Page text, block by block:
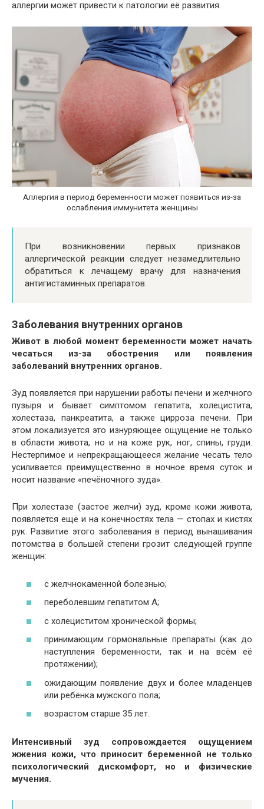
аллергии может привести к патологии её развития.
Аллергия в период беременности может появиться из-за
ослабления иммунитета женщины
При возникновении первых признаков
аллергической реакции следует незамедлительно
обратиться к лечащему врачу для назначения
антигистаминных препаратов.
Заболевания внутренних органов
Живот в любой момент беременности может начать
чесаться из-за обострения или появления
заболеваний внутренних органов.
Зуд появляется при нарушении работы печени и желчного
пузыря и бывает симптомом гепатита, холецистита,
холестаза, панкреатита, а также цирроза печени. При
этом локализуется это изнуряющее ощущение не только
в области живота, но и на коже рук, ног, спины, груди.
Нестерпимое и непрекращающееся желание чесать тело
усиливается преимущественно в ночное время суток и
носит название «печёночного зуда».
При холестазе (застое желчи) зуд, кроме кожи живота,
появляется ещё и на конечностях тела — стопах и кистях
рук. Развитие этого заболевания в период вынашивания
потомства в большей степени грозит следующей группе
женщин:
с желчнокаменной болезнью;
переболевшим гепатитом А;
с холециститом хронической формы;
принимающим гормональные препараты (как до
наступления беременности, так и на всём её
протяжении);
ожидающим появление двух и более младенцев
или ребёнка мужского пола;
возрастом старше 35 лет.
Интенсивный зуд сопровождается ощущением
жжения кожи, что приносит беременной не только
психологический дискомфорт, но и физические
мучения.